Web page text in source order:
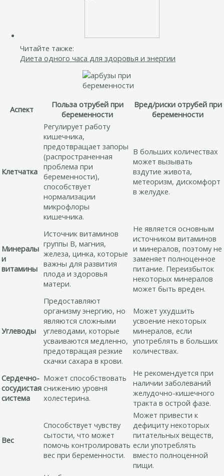
Читайте также:
Диета одного часа для здоровья и энергии
Аспект
Польза отрубей при
беременности
Вред/риски отрубей при
беременности
Клетчатка
Регулирует работу
кишечника,
предотвращает запоры
(распространенная
проблема при
беременности),
способствует
нормализации
микрофлоры
кишечника.
В больших количествах
может вызывать
вздутие живота,
метеоризм, дискомфорт
в желудке.
Минералы
и
витамины
Источник витаминов
группы В, магния,
железа, цинка, которые
важны для развития
плода и здоровья
матери.
Не является основным
источником витаминов
и минералов, поэтому не
заменяет полноценное
питание. Переизбыток
некоторых минералов
может быть вреден.
Углеводы
Предоставляют
организму энергию, но
являются сложными
углеводами, которые
усваиваются медленно,
предотвращая резкие
скачки сахара в крови.
Может ухудшить
усвоение некоторых
минералов, если
употреблять в больших
количествах.
Сердечно-
сосудистая
система
Может способствовать
снижению уровня
холестерина.
Не рекомендуется при
наличии заболеваний
желудочно-кишечного
тракта в острой фазе.
Вес
Способствует чувству
сытости, что может
помочь контролировать
вес при беременности.
Может привести к
дефициту некоторых
питательных веществ,
если употреблять
вместо полноценной
пищи.